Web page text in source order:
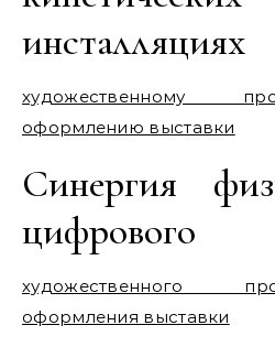
инсталляциях
художественному
оформлению выставки
Синергия
цифрового
художественного
оформления выставки